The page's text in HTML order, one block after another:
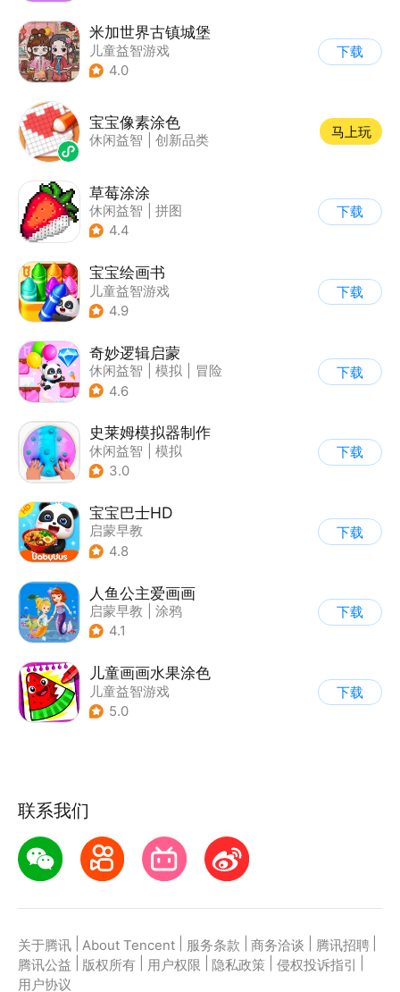
米加世界古镇城堡
儿童益智游戏
4.0
下载
宝宝像素涂色
休闲益智 创新品类
马上玩
草莓涂涂
休闲益智
拼图
| 儿童游戏
4.4
下载
宝宝绘画书
儿童益智游戏
4.9
下载
奇妙逻辑启蒙
休闲益智 模拟
冒险
| 宝宝巴士
4.6
下载
史莱姆模拟器制作
休闲益智
模拟
| 史莱姆
3.0
下载
宝宝巴士HD
启蒙早教
| 儿童益智游戏
4.8
下载
人鱼公主爱画画
启蒙早教
涂鸦
4.1
下载
儿童画画水果涂色
儿童益智游戏
5.0
下载
联系我们
关于腾讯 About Tencent 服务条款 商务洽谈 腾讯招聘
腾讯公益
版权所有 用户权限 隐私政策 侵权投诉指引
用户协议